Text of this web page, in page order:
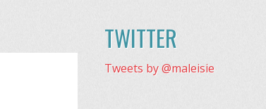
TWITTER
Tweets by @maleisie